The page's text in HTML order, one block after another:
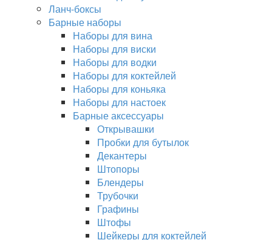
Ланч-боксы
Барные наборы
Наборы для вина
Наборы для виски
Наборы для водки
Наборы для коктейлей
Наборы для коньяка
Наборы для настоек
Барные аксессуары
Открывашки
Пробки для бутылок
Декантеры
Штопоры
Блендеры
Трубочки
Графины
Штофы
Шейкеры для коктейлей